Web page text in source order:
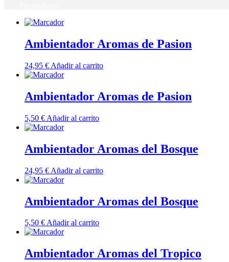
Ambientador Aromas de Pasion
24,95 € Añadir al carrito
Ambientador Aromas de Pasion
5,50 € Añadir al carrito
Ambientador Aromas del Bosque
24,95 € Añadir al carrito
Ambientador Aromas del Bosque
5,50 €Añadir al carrito
Ambientador Aromas del Tropico